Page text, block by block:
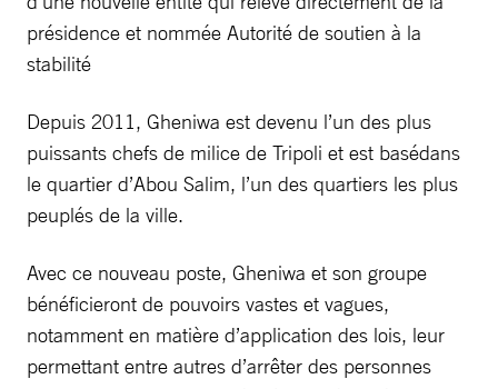
présidence et nommée Autorité de soutien à la
stabilité
Depuis 2011, Gheniwa est devenu l’un des plus
puissants chefs de milice de Tripoli et est basédans
le quartier d’Abou Salim, l’un des quartiers les plus
peuplés de la ville.
Avec ce nouveau poste, Gheniwa et son groupe
bénéficieront de pouvoirs vastes et vagues,
notamment en matière d’application des lois, leur
permettant entre autres d’arrêter des personnes